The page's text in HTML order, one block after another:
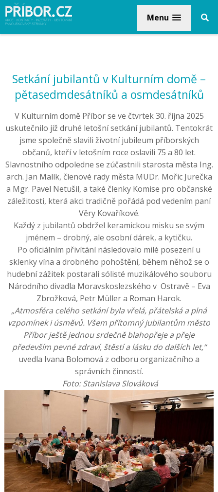
Menu
Setkání jubilantů v Kulturním domě –
pětasedmdesátníků a osmdesátníků
V Kulturním domě Příbor se ve čtvrtek 30. října 2025
uskutečnilo již druhé letošní setkání jubilantů. Tentokrát
jsme společně slavili životní jubileum příborských
občanů, kteří v letošním roce oslavili 75 a 80 let.
Slavnostního odpoledne se zúčastnili starosta města Ing.
arch. Jan Malík, členové rady města MUDr. Mořic Jurečka
a Mgr. Pavel Netušil, a také členky Komise pro občanské
záležitosti, která akci tradičně pořádá pod vedením paní
Věry Kovaříkové.
Každý z jubilantů obdržel keramickou misku se svým
jménem – drobný, ale osobní dárek, a kytičku.
Po oficiálním přivítání následovalo milé posezení u
sklenky vína a drobného pohoštění, během něhož se o
hudební zážitek postarali sólisté muzikálového souboru
Národního divadla Moravskoslezského v Ostravě – Eva
Zbrožková, Petr Müller a Roman Harok.
„Atmosféra celého setkání byla vřelá, přátelská a plná
vzpomínek i úsměvů. Všem přítomný jubilantům město
Příbor ještě jednou srdečně blahopřeje a přeje
především pevné zdraví, štěstí a lásku do dalších let,“
uvedla Ivana Bolomová z odboru organizačního a
správních činností.
Foto: Stanislava Slováková